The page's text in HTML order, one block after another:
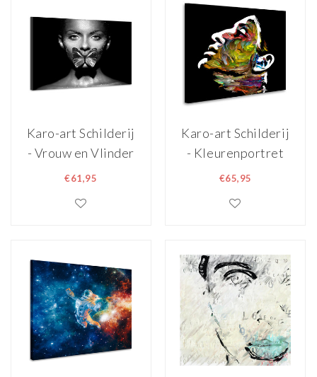
Karo-art Schilderij
- Vrouw en Vlinder
in zwart/wit, 2
print
€61,95
Karo-art Schilderij
- Kleurenportret
van jonge dame, 3
print,
€65,95